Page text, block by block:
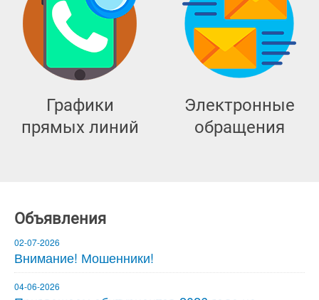
Графики
прямых линий
Электронные
обращения
Объявления
02-07-2026
Внимание! Мошенники!
04-06-2026